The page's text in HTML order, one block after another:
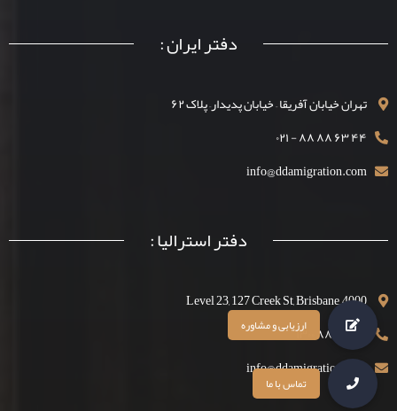
دفتر ایران :
تهران خیابان آفریقا – خیابان پدیدار– پلاک ۶۲
۴۴ ۶۳ ۸۸ ۸۸ - ۰۲۱
info@ddamigration.com
دفتر استرالیا :
Level 23, 127 Creek St, Brisbane, 4000
۴۴ ۶۳ ۸۸ ۱۳۰۰
info@ddamigration.com